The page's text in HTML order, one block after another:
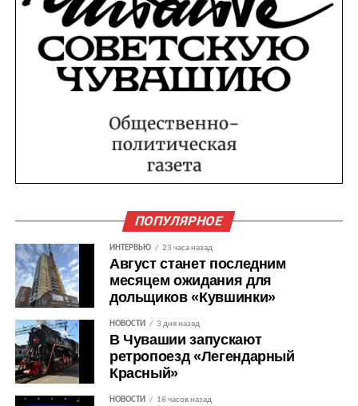
ПОПУЛЯРНОЕ
ИНТЕРВЬЮ 23 часа назад
Август станет последним
месяцем ожидания для
дольщиков «Кувшинки»
НОВОСТИ 3 дня назад
В Чувашии запускают
ретропоезд «Легендарный
Красный»
НОВОСТИ 18 часов назад